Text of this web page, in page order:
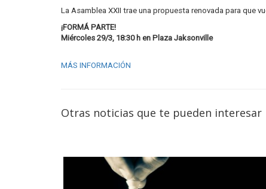
La Asamblea XXII trae una propuesta renovada para que
¡FORMÁ PARTE!
Miércoles 29/3, 18:30 h en Plaza Jaksonville
MÁS INFORMACIÓN
Otras noticias que te pueden interesar